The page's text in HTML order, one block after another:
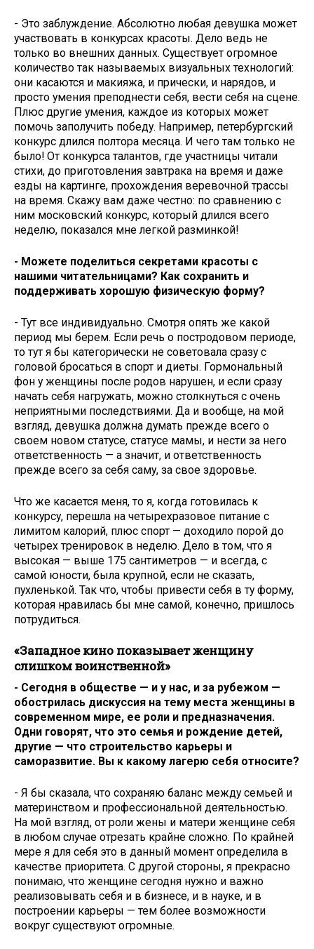
- Это заблуждение. Абсолютно любая девушка может
участвовать в конкурсах красоты. Дело ведь не
только во внешних данных. Существует огромное
количество так называемых визуальных технологий:
они касаются и макияжа, и прически, и нарядов, и
просто умения преподнести себя, вести себя на сцене.
Плюс другие умения, каждое из которых может
помочь заполучить победу. Например, петербургский
конкурс длился полтора месяца. И чего там только не
было! От конкурса талантов, где участницы читали
стихи, до приготовления завтрака на время и даже
езды на картинге, прохождения веревочной трассы
на время. Скажу вам даже честно: по сравнению с
ним московский конкурс, который длился всего
неделю, показался мне легкой разминкой!
- Можете поделиться секретами красоты с
нашими читательницами? Как сохранить и
поддерживать хорошую физическую форму?
- Тут все индивидуально. Смотря опять же какой
период мы берем. Если речь о постродовом периоде,
то тут я бы категорически не советовала сразу с
головой бросаться в спорт и диеты. Гормональный
фон у женщины после родов нарушен, и если сразу
начать себя нагружать, можно столкнуться с очень
неприятными последствиями. Да и вообще, на мой
взгляд, девушка должна думать прежде всего о
своем новом статусе, статусе мамы, и нести за него
ответственность — а значит, и ответственность
прежде всего за себя саму, за свое здоровье.
Что же касается меня, то я, когда готовилась к
конкурсу, перешла на четырехразовое питание с
лимитом калорий, плюс спорт — доходило порой до
четырех тренировок в неделю. Дело в том, что я
высокая — выше 175 сантиметров — и всегда, с
самой юности, была крупной, если не сказать,
пухленькой. Так что, чтобы привести себя в ту форму,
которая нравилась бы мне самой, конечно, пришлось
потрудиться.
«Западное кино показывает женщину
слишком воинственной»
- Сегодня в обществе — и у нас, и за рубежом —
обострилась дискуссия на тему места женщины в
современном мире, ее роли и предназначения.
Одни говорят, что это семья и рождение детей,
другие — что строительство карьеры и
саморазвитие. Вы к какому лагерю себя относите?
- Я бы сказала, что сохраняю баланс между семьей и
материнством и профессиональной деятельностью.
На мой взгляд, от роли жены и матери женщине себя
в любом случае отрезать крайне сложно. По крайней
мере я для себя это в данный момент определила в
качестве приоритета. С другой стороны, я прекрасно
понимаю, что женщине сегодня нужно и важно
реализовывать себя и в бизнесе, и в науке, и в
построении карьеры — тем более возможности
вокруг существуют огромные.